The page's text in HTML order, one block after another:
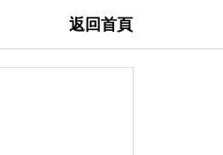
返回首頁